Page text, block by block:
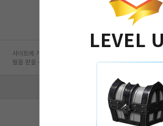
LEVEL
사이트에 게시된 컨텐츠는 저작권자의 권리가 있는 컨텐츠
벌을 받을 수 있습니다.
회사 정보 자세히 보